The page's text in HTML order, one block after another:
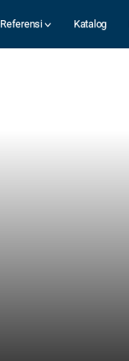
Referensi Katalog